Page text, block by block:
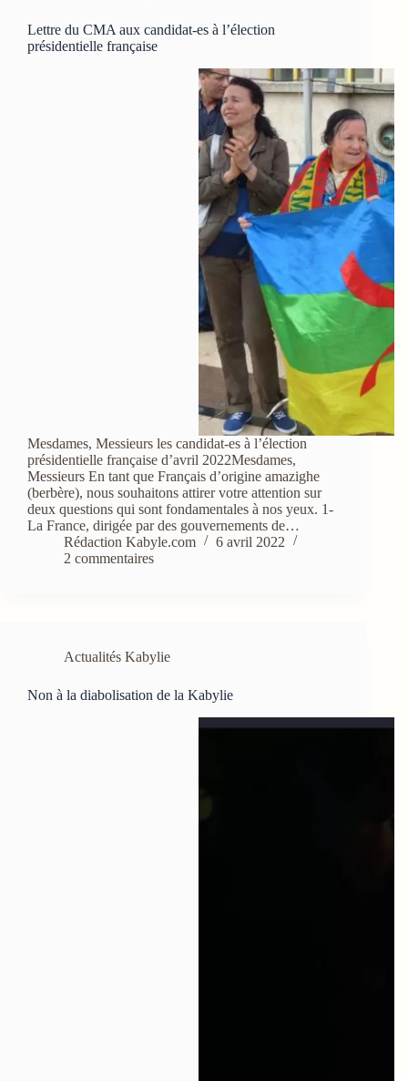
Lettre du CMA aux candidat-es à l’élection
présidentielle française
Mesdames, Messieurs les candidat-es à l’élection
présidentielle française d’avril 2022Mesdames,
Messieurs En tant que Français d’origine amazighe
(berbère), nous souhaitons attirer votre attention sur
deux questions qui sont fondamentales à nos yeux. 1-
La France, dirigée par des gouvernements de…
Rédaction Kabyle.com
6 avril 2022
2 commentaires
Actualités Kabylie
Non à la diabolisation de la Kabylie